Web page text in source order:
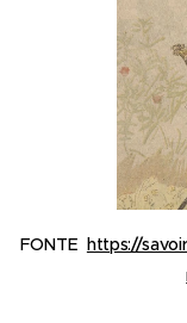
FONTE https://